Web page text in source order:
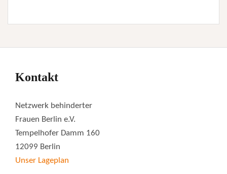
Kontakt
Netzwerk behinderter
Frauen Berlin e.V.
Tempelhofer Damm 160
12099 Berlin
Unser Lageplan